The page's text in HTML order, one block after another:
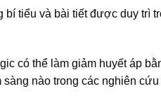
bí tiểu và bài tiết được duy trì
có thể làm giảm huyết áp
nào trong các nghiên